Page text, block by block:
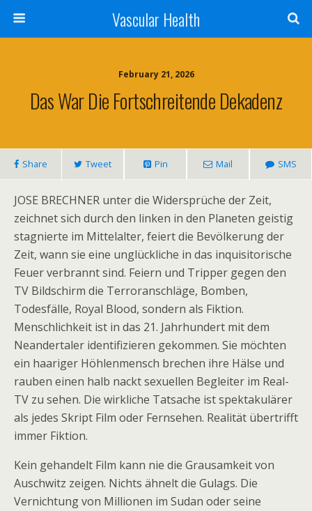
Vascular Health
February 21, 2026
Das War Die Fortschreitende Dekadenz
Share Tweet Pin Mail SMS
JOSE BRECHNER unter die Widersprüche der Zeit,
zeichnet sich durch den linken in den Planeten geistig
stagnierte im Mittelalter, feiert die Bevölkerung der
Zeit, wann sie eine unglückliche in das inquisitorische
Feuer verbrannt sind. Feiern und Tripper gegen den
TV Bildschirm die Terroranschläge, Bomben,
Todesfälle, Royal Blood, sondern als Fiktion.
Menschlichkeit ist in das 21. Jahrhundert mit dem
Neandertaler identifizieren gekommen. Sie möchten
ein haariger Höhlenmensch brechen ihre Hälse und
rauben einen halb nackt sexuellen Begleiter im Real-
TV zu sehen. Die wirkliche Tatsache ist spektakulärer
als jedes Skript Film oder Fernsehen. Realität übertrifft
immer Fiktion.
Kein gehandelt Film kann nie die Grausamkeit von
Auschwitz zeigen. Nichts ähnelt die Gulags. Die
Vernichtung von Millionen im Sudan oder seine